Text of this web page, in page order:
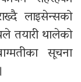
लाइसेन्सको
तयारी थालेको
सूचना